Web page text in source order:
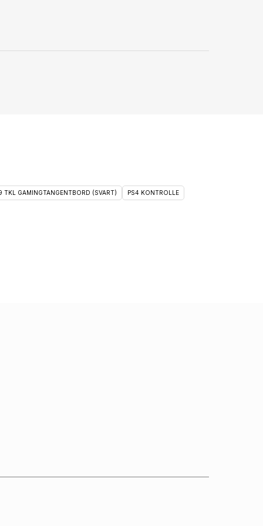
TKL GAMINGTANGENTBORD (SVART) PS4 KONTROLLE